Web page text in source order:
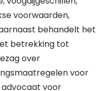
voorwaarden,
behandelt het
betrekking tot
over
voor
advocaat voor